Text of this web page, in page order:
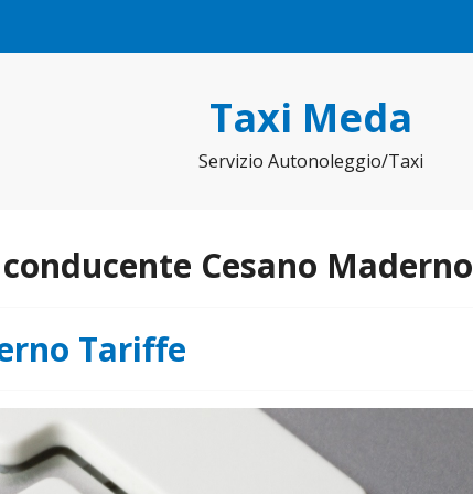
Taxi Meda
Servizio Autonoleggio/Taxi
Cesano Maderno
Tariffe